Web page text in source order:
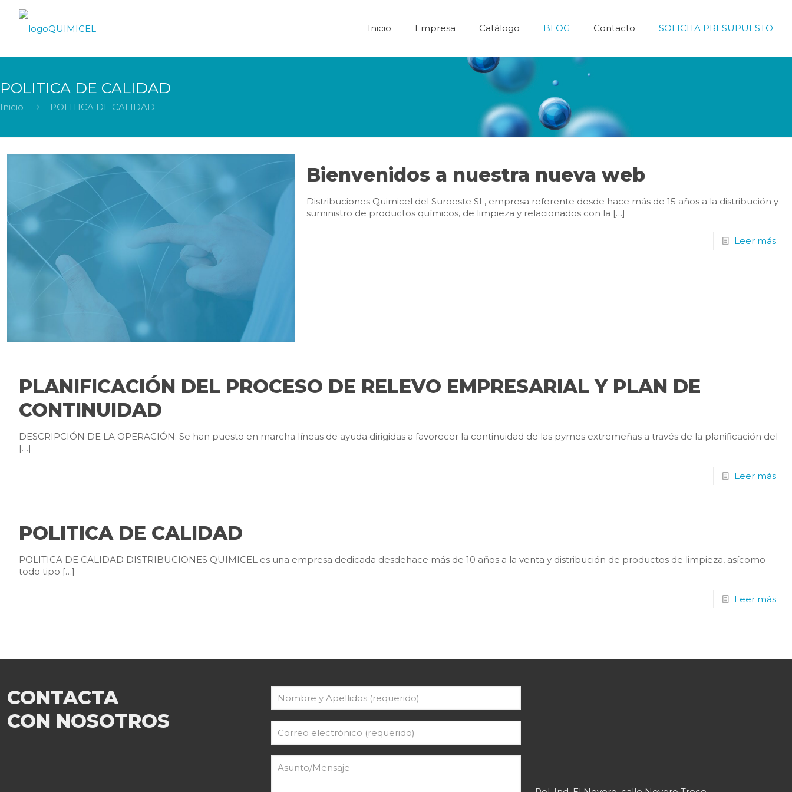
Inicio Empresa Catálogo BLOG Contacto SOLICITA PRESUPUESTO
POLITICA DE CALIDAD
Inicio POLITICA DE CALIDAD
Bienvenidos a nuestra nueva web
Distribuciones Quimicel del Suroeste SL, empresa referente desde hace más de 15 años a la distribución y
suministro de productos químicos, de limpieza y relacionados con la […]
Leer más
PLANIFICACIÓN DEL PROCESO DE RELEVO EMPRESARIAL Y PLAN DE
CONTINUIDAD
DESCRIPCIÓN DE LA OPERACIÓN: Se han puesto en marcha líneas de ayuda dirigidas a favorecer la continuidad de las pymes extremeñas a través de la planificación del
[…]
Leer más
POLITICA DE CALIDAD
POLITICA DE CALIDAD DISTRIBUCIONES QUIMICEL es una empresa dedicada desdehace más de 10 años a la venta y distribución de productos de limpieza, asícomo
todo tipo […]
Leer más
CONTACTA
CON NOSOTROS